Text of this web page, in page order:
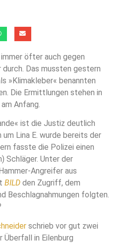
öfter auch gegen
Das mussten gestern
»Klimakleber« benannten
Die Ermittlungen stehen in
Anfang.
ist die Justiz deutlich
Lina E. wurde bereits der
fasste die Polizei einen
Schläger. Unter der
Angreifer aus
BILD den Zugriff, dem
Beschlagnahmungen folgten.
schrieb vor gut zwei
Überfall in Eilenburg